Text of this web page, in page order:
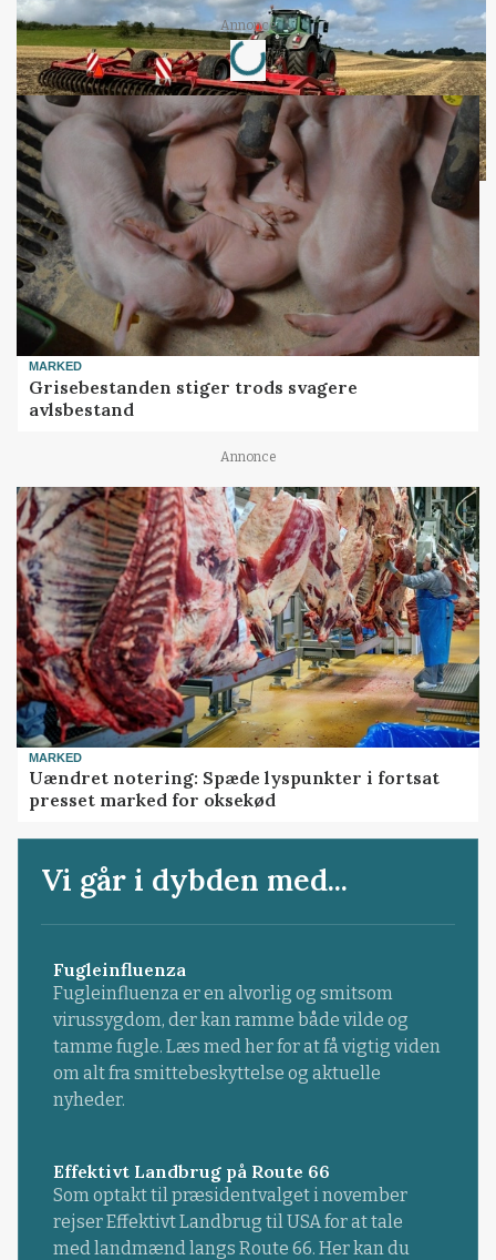
Annonce
Loading...
MARKED
Grisebestanden stiger trods svagere
avlsbestand
Annonce
MARKED
Uændret notering: Spæde lyspunkter i fortsat
presset marked for oksekød
Vi går i dybden med...
Fugleinfluenza
Fugleinfluenza er en alvorlig og smitsom
virussygdom, der kan ramme både vilde og
tamme fugle. Læs med her for at få vigtig viden
om alt fra smittebeskyttelse og aktuelle
nyheder.
Effektivt Landbrug på Route 66
Som optakt til præsidentvalget i november
rejser Effektivt Landbrug til USA for at tale
med landmænd langs Route 66. Her kan du